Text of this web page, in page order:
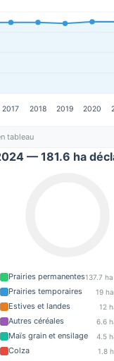
2017 2018 2019 2020
tableau
— 181.6 ha
Prairies permanentes137.7
Prairies temporaires 19
Estives et landes 12
Autres céréales 6.6
Maïs grain et ensilage 4.5
Colza 1.8